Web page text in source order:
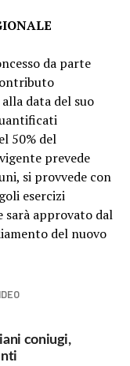
da parte
data del suo
50% del
prevede
si provvede con
esercizi
sarà approvato dal
del nuovo
coniugi,